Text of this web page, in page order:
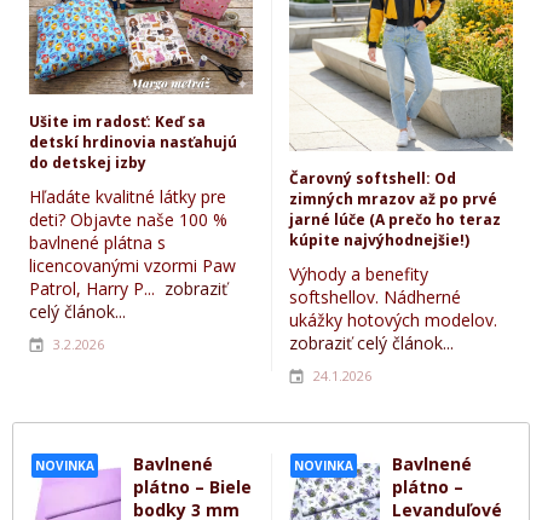
NOVINKA
Bavlnené
plátno – Biele
bodky 3 mm
NOVINKA
Bavlnené
plátno –
Levanduľové
Ušite im radosť: Keď sa
detskí hrdinovia nasťahujú
do detskej izby
Hľadáte kvalitné látky pre
deti? Objavte naše 100 %
bavlnené plátna s
licencovanými vzormi Paw
Patrol, Harry P... zobraziť
celý článok...
3.2.2026
Čarovný softshell: Od
zimných mrazov až po prvé
jarné lúče (A prečo ho teraz
kúpite najvýhodnejšie!)
Výhody a benefity
softshellov. Nádherné
ukážky hotových modelov.
zobraziť celý článok...
24.1.2026